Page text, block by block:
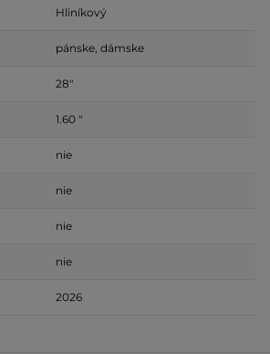
Hliníkový
pánske, dámske
28"
1.60 "
nie
nie
nie
nie
2026